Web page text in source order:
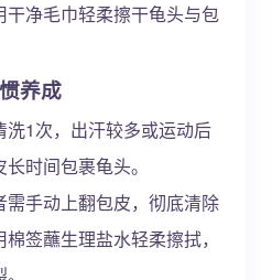
净毛巾轻柔擦干龟头与包
养成
洗1次，出汗较多或运动后
时间包裹龟头。
需手动上翻包皮，彻底清除
签蘸生理盐水轻柔擦拭，